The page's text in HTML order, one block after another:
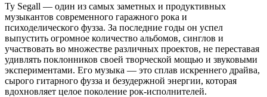
Ty Segall — один из самых заметных и продуктивных
музыкантов современного гаражного рока и
психоделического фузза. За последние годы он успел
выпустить огромное количество альбомов, синглов и
участвовать во множестве различных проектов, не переставая
удивлять поклонников своей творческой мощью и звуковыми
экспериментами. Его музыка — это сплав искреннего драйва,
сырого гитарного фузза и безудержной энергии, которая
вдохновляет целое поколение рок-исполнителей.